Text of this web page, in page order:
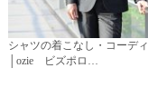
シャツの着こなし・コーデ
│ozie ビズポロ…